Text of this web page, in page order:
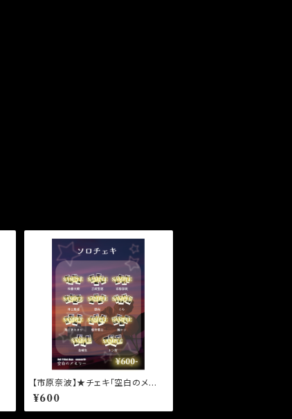
【市原奈波】★チェキ「空白のメモリ
ー」天願美空
¥600